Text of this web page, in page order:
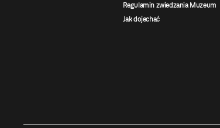
Regulamin zwiedzania Muzeum
Jak dojechać